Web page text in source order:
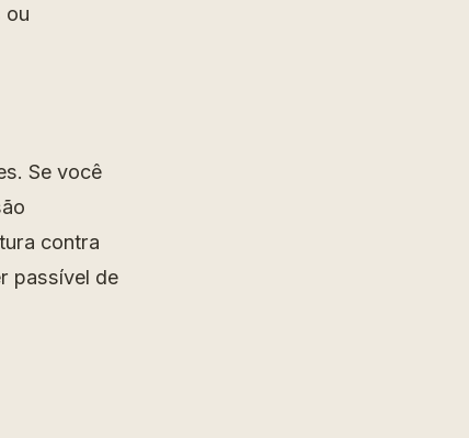
ou
Se você
contra
passível de